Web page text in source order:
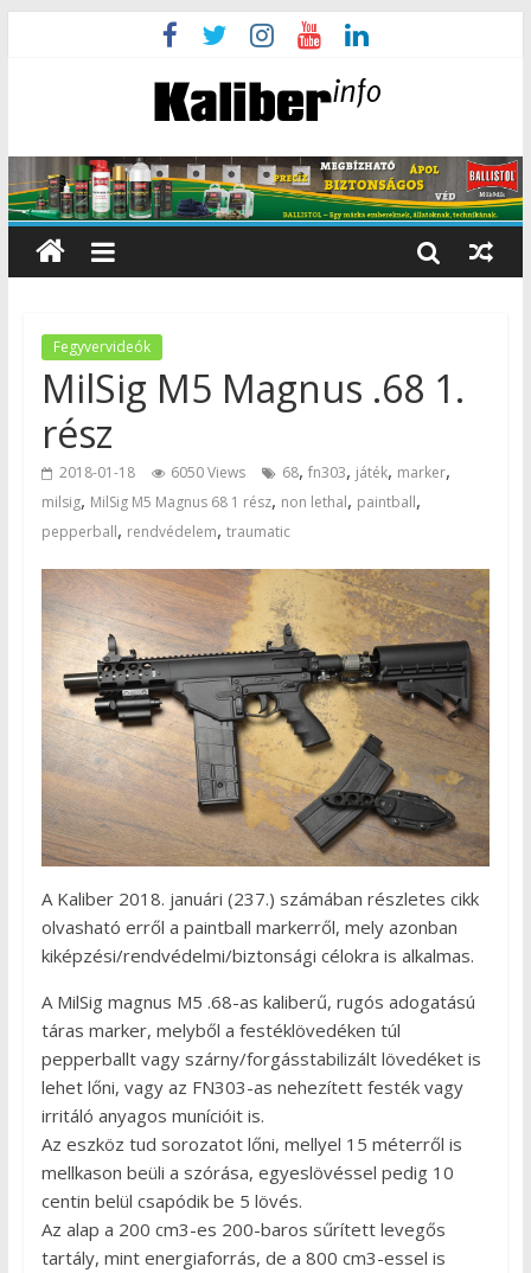
Fegyvervideók
MilSig M5 Magnus .68 1.
rész
2018-01-18 6050 Views 68, fn303, játék, marker,
milsig, MilSig M5 Magnus 68 1 rész, non lethal, paintball,
pepperball, rendvédelem, traumatic
A Kaliber 2018. januári (237.) számában részletes cikk
olvasható erről a paintball markerről, mely azonban
kiképzési/rendvédelmi/biztonsági célokra is alkalmas.
A MilSig magnus M5 .68-as kaliberű, rugós adogatású
táras marker, melyből a festéklövedéken túl
pepperballt vagy szárny/forgásstabilizált lövedéket is
lehet lőni, vagy az FN303-as nehezített festék vagy
irritáló anyagos munícióit is.
Az eszköz tud sorozatot lőni, mellyel 15 méterről is
mellkason beüli a szórása, egyeslövéssel pedig 10
centin belül csapódik be 5 lövés.
Az alap a 200 cm3-es 200-baros sűrített levegős
tartály, mint energiaforrás, de a 800 cm3-essel is